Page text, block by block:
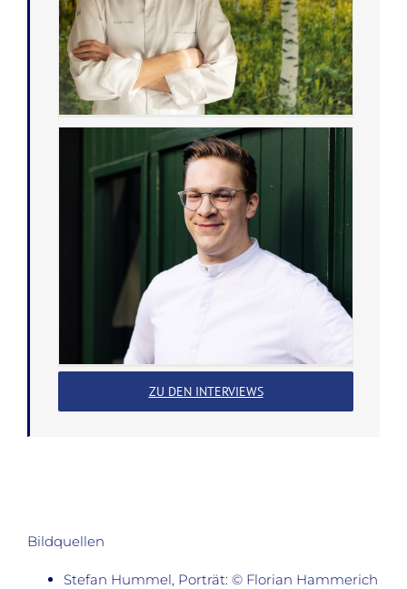
ZU DEN INTERVIEWS
Bildquellen
Stefan Hummel, Porträt: © Florian Hammerich